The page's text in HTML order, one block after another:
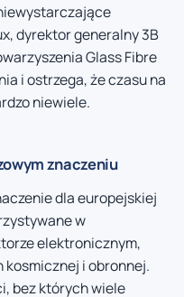
dyrektor generalny 3B
Glass Fibre
i ostrzega, że czasu na
niewiele.
znaczeniu
dla europejskiej
w
elektronicznym,
i obronnej.
bez których wiele